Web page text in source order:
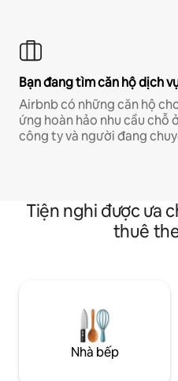
Bạn đang tìm căn hộ dịch
Airbnb có những căn hộ
ứng hoàn hảo nhu cầu chỗ
công ty và người đang
Tiện nghi được ưa
thuê
Nhà bếp